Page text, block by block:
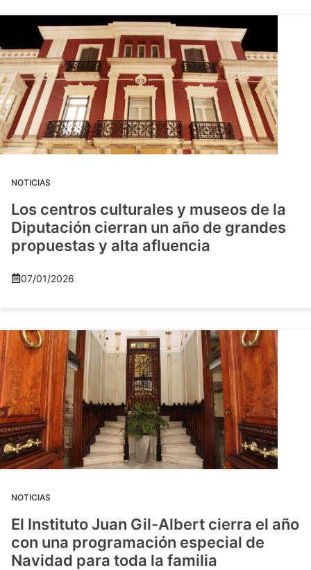
NOTICIAS
Los centros culturales y museos de la
Diputación cierran un año de grandes
propuestas y alta afluencia
07/01/2026
NOTICIAS
El Instituto Juan Gil-Albert cierra el año
con una programación especial de
Navidad para toda la familia